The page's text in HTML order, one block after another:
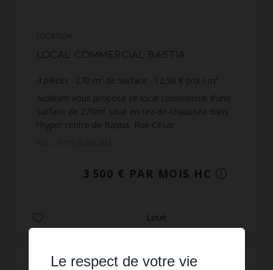
LOCATION
Local commercial Bastia
4 pièces 270 m² de surface 12,96 € prix / m²
Auxiliam vous propose ce local commercial d'une
surface de 270m² situé en rez-de-chaussée dans
l'hyper centre de Bastia, Rue César
3 500 € PAR MOIS HC
Loué
Le respect de votre vie